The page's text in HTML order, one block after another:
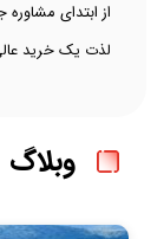
از ابتدای
لذت یک خرید
وبلاگ